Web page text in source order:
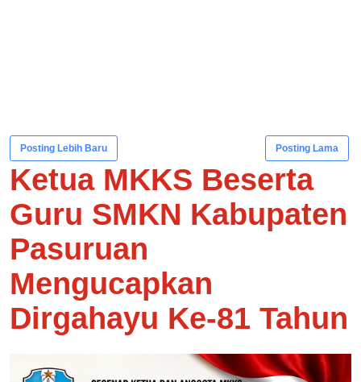
Posting Lebih Baru Posting Lama
Ketua MKKS Beserta
Guru SMKN Kabupaten
Pasuruan
Mengucapkan
Dirgahayu Ke-81 Tahun